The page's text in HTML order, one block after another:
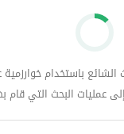
باستخدام خوارزمية
عمليات البحث التي قام